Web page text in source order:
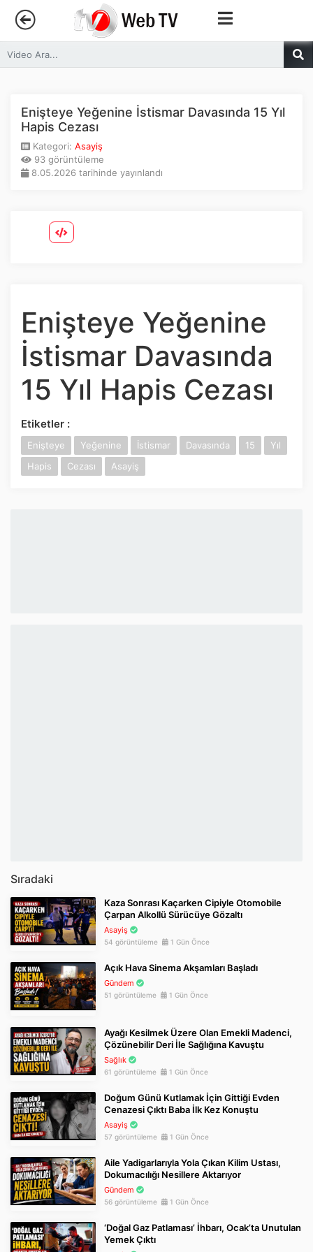
Anasayfa
Canlı Yayın
Kategoriler
İnstagram
Twitter
Google Play
Enişteye Yeğenine İstismar Davasında 15 Yıl
Hapis Cezası
Kategori: Asayiş
93 görüntüleme
8.05.2026 tarihinde yayınlandı
Enişteye Yeğenine
İstismar Davasında
15 Yıl Hapis Cezası
Etiketler :
Enişteye Yeğenine İstismar Davasında 15
Yıl
Hapis
Cezası Asayiş
Sıradaki
Kaza Sonrası Kaçarken Cipiyle Otomobile
Çarpan Alkollü Sürücüye Gözaltı
Asayiş
54 görüntüleme 1 Gün Önce
Açık Hava Sinema Akşamları Başladı
Gündem
51 görüntüleme 1 Gün Önce
Ayağı Kesilmek Üzere Olan Emekli Madenci,
Çözünebilir Deri İle Sağlığına Kavuştu
Sağlık
61 görüntüleme 1 Gün Önce
Doğum Günü Kutlamak İçin Gittiği Evden
Cenazesi Çıktı Baba İlk Kez Konuştu
Asayiş
57 görüntüleme 1 Gün Önce
Aile Yadigarlarıyla Yola Çıkan Kilim Ustası,
Dokumacılığı Nesillere Aktarıyor
Gündem
56 görüntüleme 1 Gün Önce
‘Doğal Gaz Patlaması’ İhbarı, Ocak’ta Unutulan
Yemek Çıktı